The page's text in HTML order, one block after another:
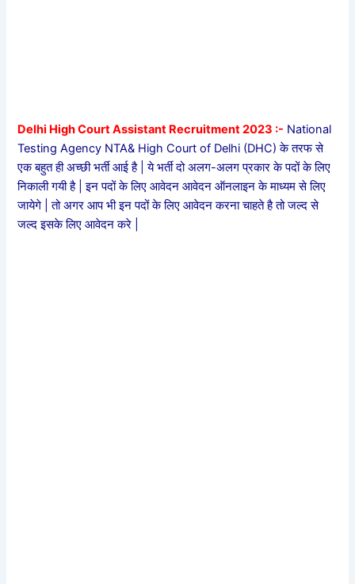
Delhi High Court Assistant Recruitment 2023 :- National
Testing Agency NTA& High Court of Delhi (DHC) के तरफ से
एक बहुत ही अच्छी भर्ती आई है | ये भर्ती दो अलग-अलग प्रकार के पदों के लिए
निकाली गयी है | इन पदों के लिए आवेदन आवेदन ऑनलाइन के माध्यम से लिए
जायेगे | तो अगर आप भी इन पदों के लिए आवेदन करना चाहते है तो जल्द से
जल्द इसके लिए आवेदन करे |